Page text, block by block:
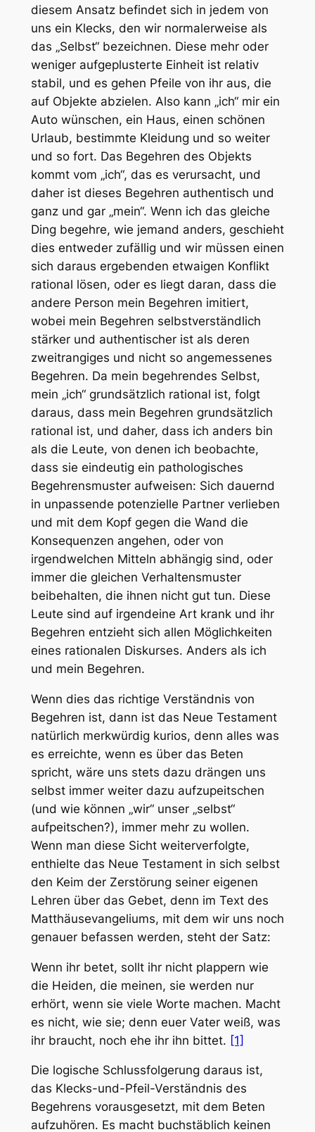
diesem Ansatz befindet sich in jedem von
uns ein Klecks, den wir normalerweise als
das „Selbst“ bezeichnen. Diese mehr oder
weniger aufgeplusterte Einheit ist relativ
stabil, und es gehen Pfeile von ihr aus, die
auf Objekte abzielen. Also kann „ich“ mir ein
Auto wünschen, ein Haus, einen schönen
Urlaub, bestimmte Kleidung und so weiter
und so fort. Das Begehren des Objekts
kommt vom „ich“, das es verursacht, und
daher ist dieses Begehren authentisch und
ganz und gar „mein“. Wenn ich das gleiche
Ding begehre, wie jemand anders, geschieht
dies entweder zufällig und wir müssen einen
sich daraus ergebenden etwaigen Konflikt
rational lösen, oder es liegt daran, dass die
andere Person mein Begehren imitiert,
wobei mein Begehren selbstverständlich
stärker und authentischer ist als deren
zweitrangiges und nicht so angemessenes
Begehren. Da mein begehrendes Selbst,
mein „ich“ grundsätzlich rational ist, folgt
daraus, dass mein Begehren grundsätzlich
rational ist, und daher, dass ich anders bin
als die Leute, von denen ich beobachte,
dass sie eindeutig ein pathologisches
Begehrensmuster aufweisen: Sich dauernd
in unpassende potenzielle Partner verlieben
und mit dem Kopf gegen die Wand die
Konsequenzen angehen, oder von
irgendwelchen Mitteln abhängig sind, oder
immer die gleichen Verhaltensmuster
beibehalten, die ihnen nicht gut tun. Diese
Leute sind auf irgendeine Art krank und ihr
Begehren entzieht sich allen Möglichkeiten
eines rationalen Diskurses. Anders als ich
und mein Begehren.
Wenn dies das richtige Verständnis von
Begehren ist, dann ist das Neue Testament
natürlich merkwürdig kurios, denn alles was
es erreichte, wenn es über das Beten
spricht, wäre uns stets dazu drängen uns
selbst immer weiter dazu aufzupeitschen
(und wie können „wir“ unser „selbst“
aufpeitschen?), immer mehr zu wollen.
Wenn man diese Sicht weiterverfolgte,
enthielte das Neue Testament in sich selbst
den Keim der Zerstörung seiner eigenen
Lehren über das Gebet, denn im Text des
Matthäusevangeliums, mit dem wir uns noch
genauer befassen werden, steht der Satz:
Wenn ihr betet, sollt ihr nicht plappern wie
die Heiden, die meinen, sie werden nur
erhört, wenn sie viele Worte machen. Macht
es nicht, wie sie; denn euer Vater weiß, was
ihr braucht, noch ehe ihr ihn bittet. [1]
Die logische Schlussfolgerung daraus ist,
das Klecks-und-Pfeil-Verständnis des
Begehrens vorausgesetzt, mit dem Beten
aufzuhören. Es macht buchstäblich keinen